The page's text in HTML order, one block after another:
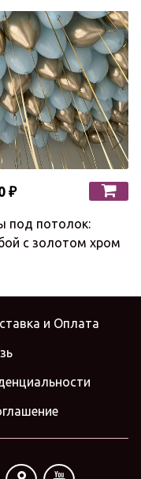
₽
под потолок:
с золотом хром
и Оплата